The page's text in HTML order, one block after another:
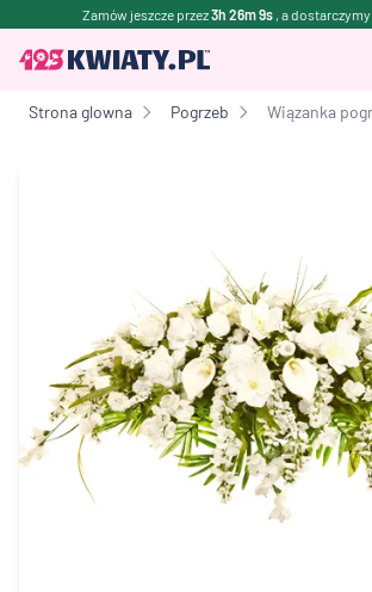
Zamów jeszcze przez3h 26m 9s , a
Strona glowna Pogrzeb Wiązanka